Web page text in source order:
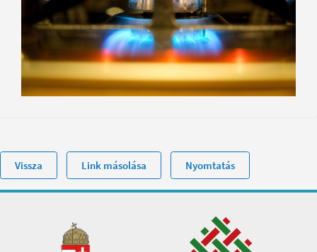
Vissza Link másolása Nyomtatás